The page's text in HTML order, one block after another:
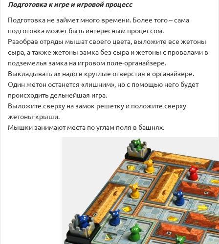
Подготовка к игре и игровой процесс
Подготовка не займет много времени. Более того – сама
подготовка может быть интересным процессом.
Разобрав отряды мышат своего цвета, выложите все жетоны
сыра, а также жетоны замка без сыра и жетоны с провалами в
подземелья замка на игровом поле-органайзере.
Выкладывать их надо в круглые отверстия в органайзере.
Один жетон останется «лишним», но с помощью него будет
происходить дельнейшая игра.
Выложите сверху на замок решетку и положите сверху
жетоны-крыши.
Мышки занимают места по углам поля в башнях.